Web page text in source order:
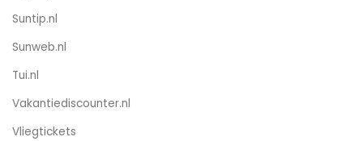
Suntip.nl
Sunweb.nl
Tui.nl
Vakantiediscounter.nl
Vliegtickets